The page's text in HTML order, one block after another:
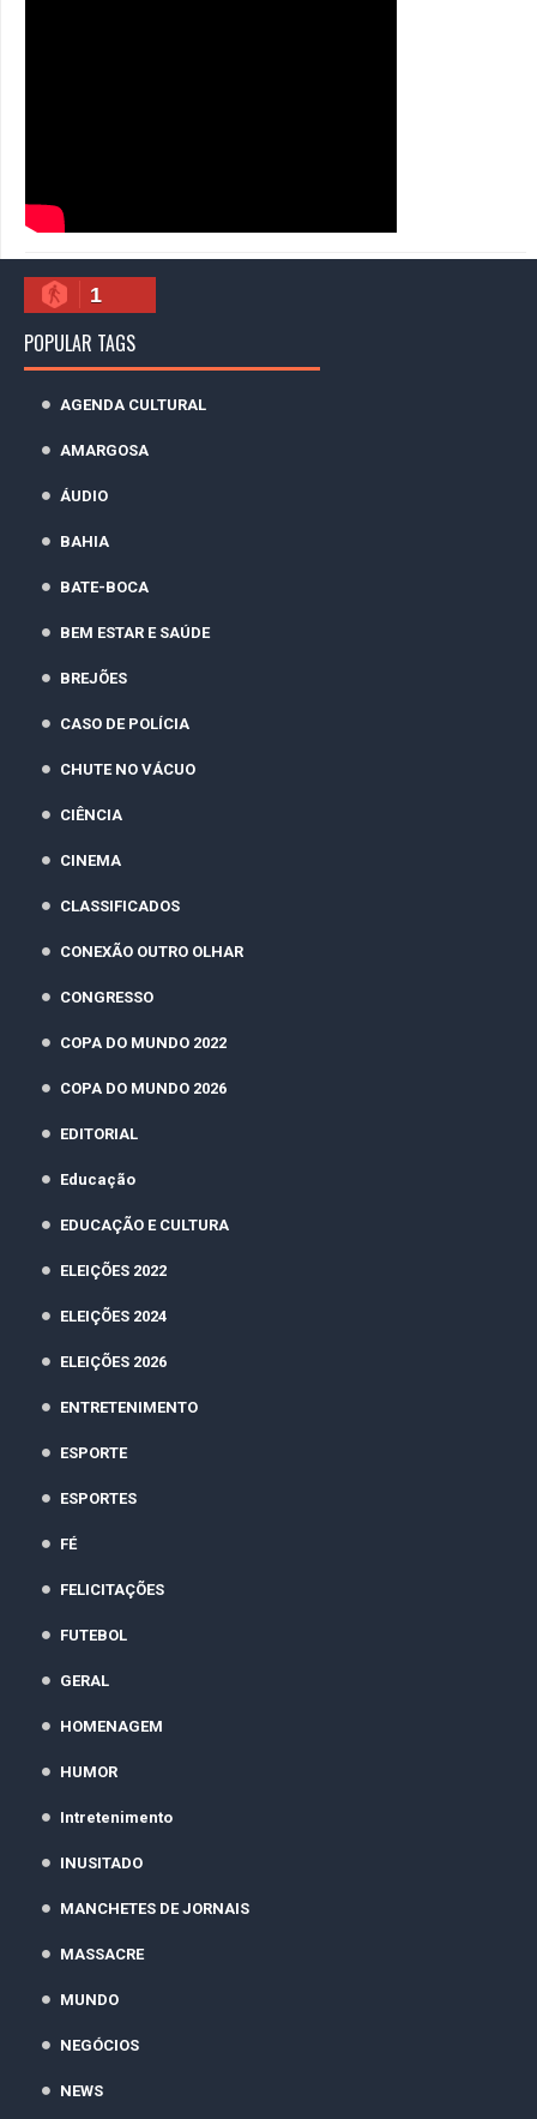
1
POPULAR TAGS
AGENDA CULTURAL
AMARGOSA
ÁUDIO
BAHIA
BATE-BOCA
BEM ESTAR E SAÚDE
BREJÕES
CASO DE POLÍCIA
CHUTE NO VÁCUO
CIÊNCIA
CINEMA
CLASSIFICADOS
CONEXÃO OUTRO OLHAR
CONGRESSO
COPA DO MUNDO 2022
COPA DO MUNDO 2026
EDITORIAL
Educação
EDUCAÇÃO E CULTURA
ELEIÇÕES 2022
ELEIÇÕES 2024
ELEIÇÕES 2026
ENTRETENIMENTO
ESPORTE
ESPORTES
FÉ
FELICITAÇÕES
FUTEBOL
GERAL
HOMENAGEM
HUMOR
Intretenimento
INUSITADO
MANCHETES DE JORNAIS
MASSACRE
MUNDO
NEGÓCIOS
NEWS